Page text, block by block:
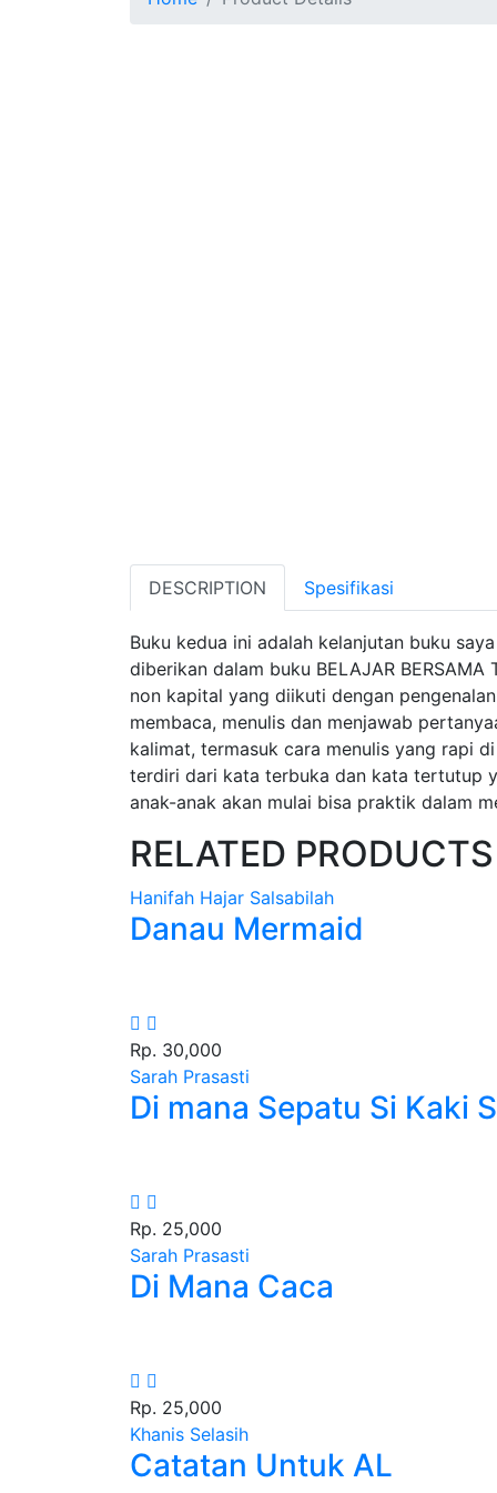
DESCRIPTION Spesifikasi
Tab Article
Buku kedua ini adalah kelanjutan buku
diberikan dalam buku BELAJAR
non kapital yang diikuti dengan
membaca, menulis dan menjawab
kalimat, termasuk cara menulis yang rapi
terdiri dari kata terbuka dan kata tertutup
anak-anak akan mulai bisa praktik dalam
RELATED PRODUCTS
Hanifah Hajar Salsabilah
Danau Mermaid
Rp. 30,000
Sarah Prasasti
Di mana Sepatu Si Kaki
Rp. 25,000
Sarah Prasasti
Di Mana Caca
Rp. 25,000
Khanis Selasih
Catatan Untuk AL